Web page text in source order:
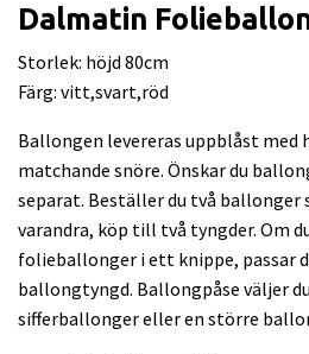
Dalmatin
Storlek: höjd 80cm
Färg: vitt,svart,röd
Ballongen levereras uppblåst med
matchande snöre. Önskar du
separat. Beställer du två ballonger
varandra, köp till två tyngder. Om
folieballonger i ett knippe, passar
ballongtyngd. Ballongpåse väljer
sifferballonger eller en större